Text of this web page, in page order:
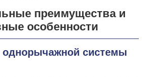
преимущества и
особенности
однорычажной системы